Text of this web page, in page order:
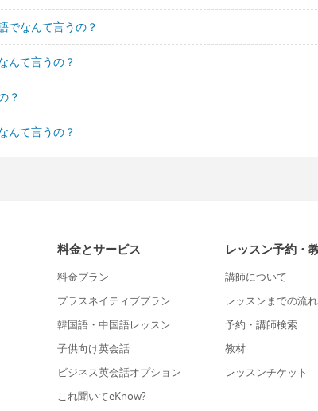
でなんて言うの？
んて言うの？
？
んて言うの？
料金とサービス
料金プラン
プラスネイティブプラン
韓国語・中国語レッスン
子供向け英会話
ビジネス英会話オプション
これ聞いてeKnow?
レッスン予約・
講師について
レッスンまでの流れ
予約・講師検索
教材
レッスンチケット